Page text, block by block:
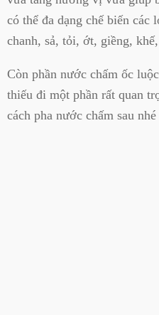
có thể đa dạng chế biến các
chanh, sả, tỏi, ớt, giềng,
Còn phần nước chấm ốc
thiếu đi một phần rất quan
cách pha nước chấm sau nhé